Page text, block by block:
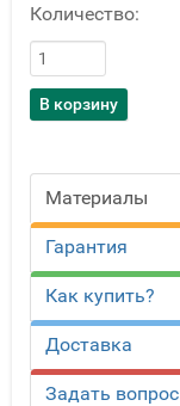
Количество:
Материалы
Гарантия
Как купить?
Доставка
Задать вопрос